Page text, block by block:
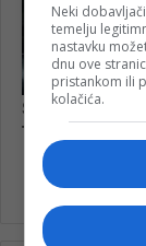
Neki
temelju
nastavku
dnu ove
pristankom ili
kolačića.